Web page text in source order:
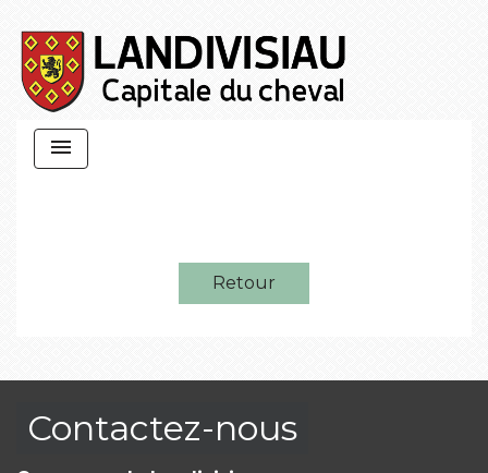
menu
Retour
Contactez-nous